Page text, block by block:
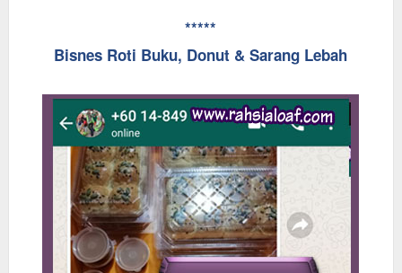
*****
Bisnes Roti Buku, Donut & Sarang Lebah